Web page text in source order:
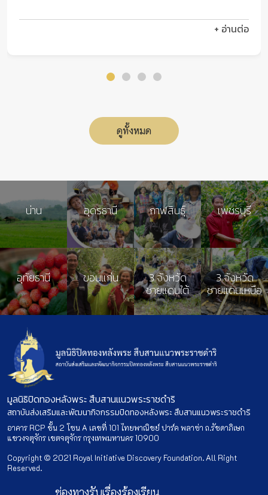
+ อ่านต่อ
ดูทั้งหมด
น่าน อุดรธานี กาฬสินธุ์ เพชรบุรี
อุทัยธานี ขอนแก่น 3 จังหวัด
ชายแดนใต้
3 จังหวัด
ชายแดนเหนือ
มูลนิธิปิดทองหลังพระ สืบสานแนวพระราชดำริ
สถาบันส่งเสริมและพัฒนากิจกรรมปิดทองหลังพระ สืบสานแนวพระราชดำริ
อาคาร RCP ชั้น 2 โซน A เลขที่ 101 ไทยพาณิชย์ ปาร์ค พลาซ่า ถ.รัชดาภิเษก
แขวงจตุจักร เขตจตุจักร กรุงเทพมหานคร 10900
Copyright © 2021 Royal Initiative Discovery Foundation. All Right
Reserved.
ช่องทางรับเรื่องร้องเรียน